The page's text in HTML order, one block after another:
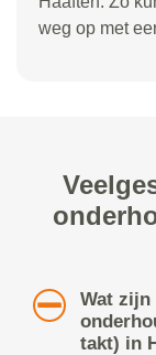
weg op met
Wat zijn
takt) in